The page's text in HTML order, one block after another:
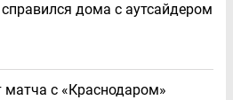
дома с аутсайдером
с «Краснодаром»